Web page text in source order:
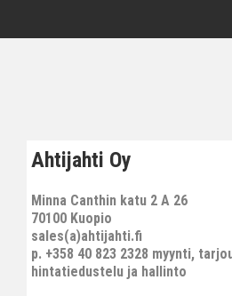
Ahtijahti Oy
Minna Canthin katu 2 A 26
70100 Kuopio
sales(a)ahtijahti.fi
p. +358 40 823 2328 myynti,
hintatiedustelu ja hallinto